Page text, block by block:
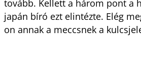
tovább. Kellett a három pont a
japán bíró ezt elintézte. Elég
on annak a meccsnek a